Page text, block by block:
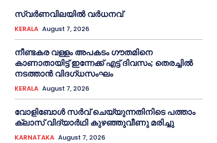
സ്വർണവിലയിൽ വർധനവ്
KERALA August 7, 2026
നീണ്ടകര വള്ളം അപകടം ഗൗതമിനെ
കാണാതായിട്ട് ഇന്നേക്ക് എട്ട് ദിവസം; തെരച്ചില്‍
നടത്താൻ വിദഗ്ധസംഘം
KERALA August 7, 2026
വോളിബോൾ സർവ് ചെയ്യുന്നതിനിടെ പത്താം
ക്ലാസ് വിദ്യാർഥി കുഴഞ്ഞുവീണു മരിച്ചു
KARNATAKA August 7, 2026